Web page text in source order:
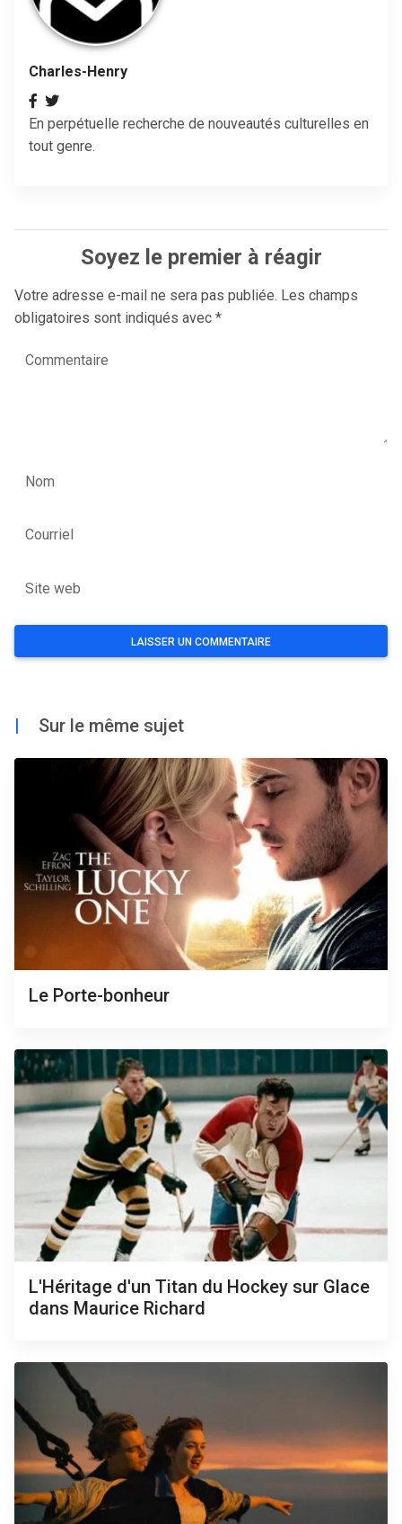
Charles-Henry
En perpétuelle recherche de nouveautés culturelles en
tout genre.
Soyez le premier à réagir
Votre adresse e-mail ne sera pas publiée. Les champs
obligatoires sont indiqués avec *
Commentaire
Nom
Courriel
Site web
| Sur le même sujet
Le Porte-bonheur
L'Héritage d'un Titan du Hockey sur Glace
dans Maurice Richard